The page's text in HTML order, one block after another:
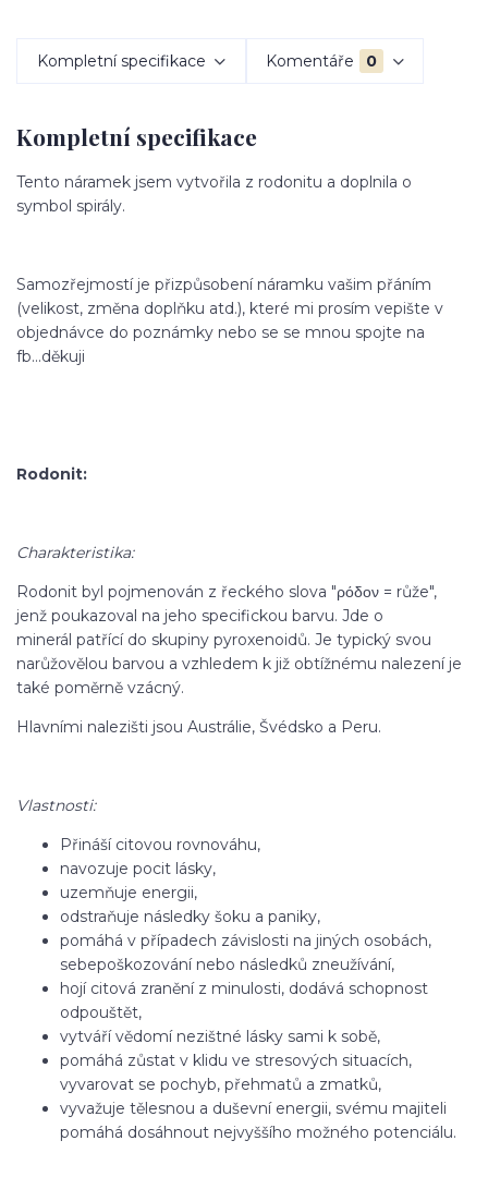
Kompletní specifikace Komentáře 0
Kompletní specifikace
Tento náramek jsem vytvořila z rodonitu a doplnila o
symbol spirály.
Samozřejmostí je přizpůsobení náramku vašim přáním
(velikost, změna doplňku atd.), které mi prosím vepište v
objednávce do poznámky nebo se se mnou spojte na
fb...děkuji
Rodonit:
Charakteristika:
Rodonit byl pojmenován z řeckého slova "ρόδον = růže",
jenž poukazoval na jeho specifickou barvu. Jde o
minerál patřící do skupiny pyroxenoidů. Je typický svou
narůžovělou barvou a vzhledem k již obtížnému nalezení je
také poměrně vzácný.
Hlavními nalezišti jsou Austrálie, Švédsko a Peru.
Vlastnosti:
Přináší citovou rovnováhu,
navozuje pocit lásky,
uzemňuje energii,
odstraňuje následky šoku a paniky,
pomáhá v případech závislosti na jiných osobách,
sebepoškozování nebo následků zneužívání,
hojí citová zranění z minulosti, dodává schopnost
odpouštět,
vytváří vědomí nezištné lásky sami k sobě,
pomáhá zůstat v klidu ve stresových situacích,
vyvarovat se pochyb, přehmatů a zmatků,
vyvažuje tělesnou a duševní energii, svému majiteli
pomáhá dosáhnout nejvyššího možného potenciálu.